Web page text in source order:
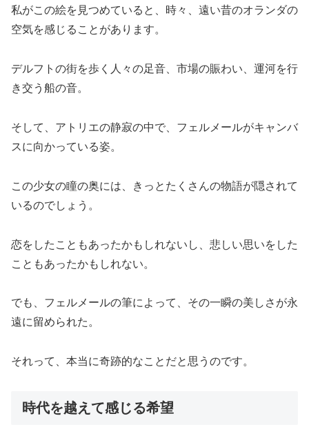
私がこの絵を見つめていると、時々、遠い昔のオランダの
空気を感じることがあります。
デルフトの街を歩く人々の足音、市場の賑わい、運河を行
き交う船の音。
そして、アトリエの静寂の中で、フェルメールがキャンバ
スに向かっている姿。
この少女の瞳の奥には、きっとたくさんの物語が隠されて
いるのでしょう。
恋をしたこともあったかもしれないし、悲しい思いをした
こともあったかもしれない。
でも、フェルメールの筆によって、その一瞬の美しさが永
遠に留められた。
それって、本当に奇跡的なことだと思うのです。
時代を越えて感じる希望